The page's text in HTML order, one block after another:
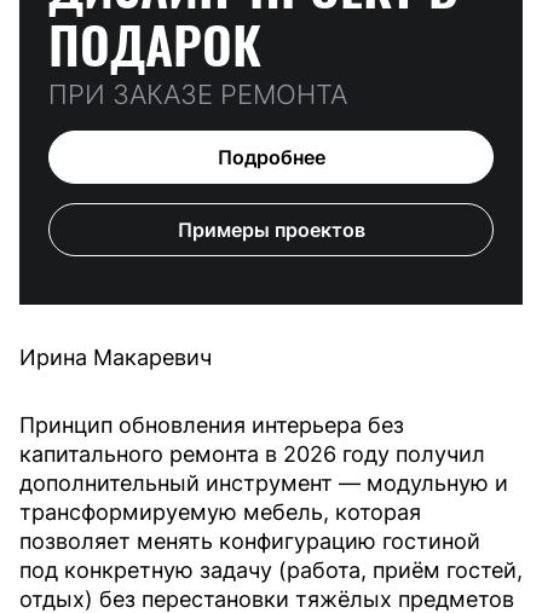
ПОДАРОК
ПРИ ЗАКАЗЕ РЕМОНТА
Подробнее
Примеры проектов
Ирина Макаревич
Принцип обновления интерьера без
капитального ремонта в 2026 году получил
дополнительный инструмент — модульную и
трансформируемую мебель, которая
позволяет менять конфигурацию гостиной
под конкретную задачу (работа, приём гостей,
отдых) без перестановки тяжёлых предметов